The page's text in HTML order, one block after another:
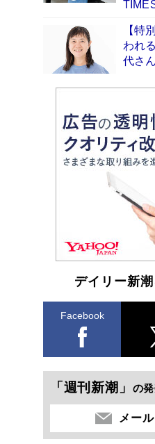
【特
われ
代さん
デイリー新
Facebook
「週刊新潮」 の
メー